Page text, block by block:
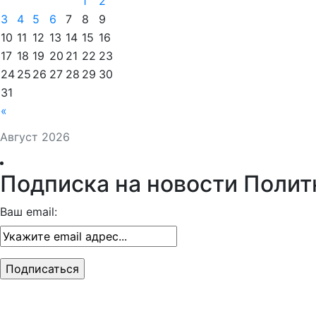
Август 2026
«
3
4 5 6 7 8
9
10 11 12 13 14 15 16
17 18 19 20 21 22 23
24 25 26 27 28 29 30
31
Подписка на новости
Ваш email: